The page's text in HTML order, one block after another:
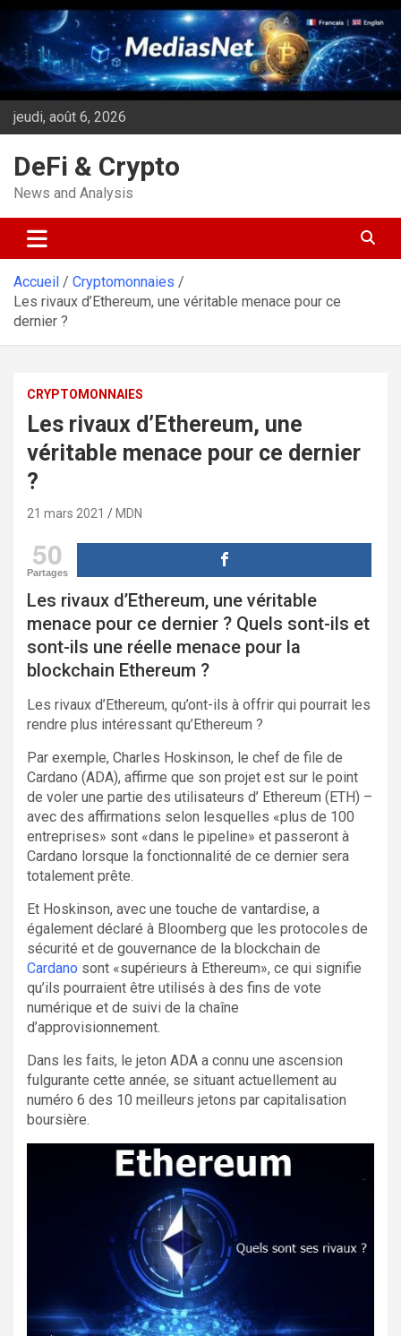
Aller
contenu
jeudi, août 6, 2026
DeFi & Crypto
News and Analysis
Accueil
Cryptomonnaies
Les rivaux d’Ethereum, une véritable menace pour ce
dernier ?
CRYPTOMONNAIES
Les rivaux d’Ethereum, une
véritable menace pour ce dernier
?
21 mars 2021 MDN
50
Partages
Les rivaux d’Ethereum, une véritable
menace pour ce dernier ? Quels sont-ils et
sont-ils une réelle menace pour la
blockchain Ethereum ?
Les rivaux d’Ethereum, qu’ont-ils à offrir qui pourrait les
rendre plus intéressant qu’Ethereum ?
Par exemple, Charles Hoskinson, le chef de file de
Cardano (ADA), affirme que son projet est sur le point
de voler une partie des utilisateurs d’ Ethereum (ETH) –
avec des affirmations selon lesquelles «plus de 100
entreprises» sont «dans le pipeline» et passeront à
Cardano lorsque la fonctionnalité de ce dernier sera
totalement prête.
Et Hoskinson, avec une touche de vantardise, a
également déclaré à Bloomberg que les protocoles de
sécurité et de gouvernance de la blockchain de
Cardano sont «supérieurs à Ethereum», ce qui signifie
qu’ils pourraient être utilisés à des fins de vote
numérique et de suivi de la chaîne
d’approvisionnement.
Dans les faits, le jeton ADA a connu une ascension
fulgurante cette année, se situant actuellement au
numéro 6 des 10 meilleurs jetons par capitalisation
boursière.